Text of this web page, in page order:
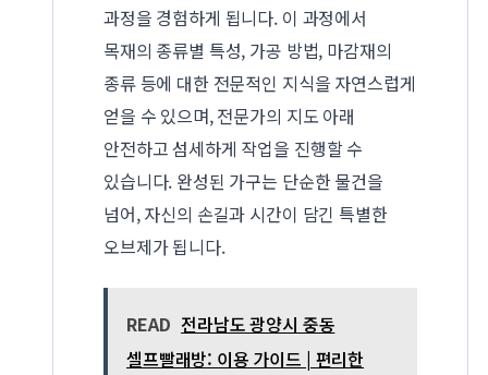
과정을 경험하게 됩니다. 이 과정에서
목재의 종류별 특성, 가공 방법, 마감재의
종류 등에 대한 전문적인 지식을 자연스럽게
얻을 수 있으며, 전문가의 지도 아래
안전하고 섬세하게 작업을 진행할 수
있습니다. 완성된 가구는 단순한 물건을
넘어, 자신의 손길과 시간이 담긴 특별한
오브제가 됩니다.
READ 전라남도 광양시 중동
셀프빨래방: 이용 가이드 | 편리한